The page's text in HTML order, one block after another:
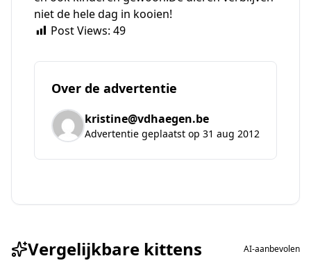
niet de hele dag in kooien!
Post Views: 49
Over de advertentie
kristine@vdhaegen.be
Advertentie geplaatst op 31 aug 2012
Vergelijkbare kittens AI-aanbevolen